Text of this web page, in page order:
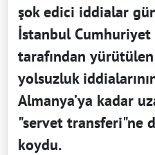
şok edici iddialar
İstanbul Cumhuriyet
tarafından
yolsuzluk
Almanya’ya kadar
"servet transferi"ne
koydu.